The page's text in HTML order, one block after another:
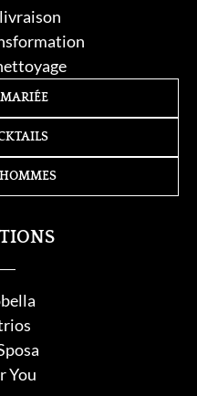
You